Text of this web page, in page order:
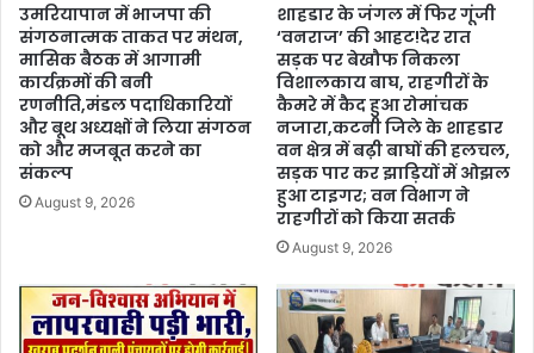
उमरियापान में भाजपा की
संगठनात्मक ताकत पर मंथन,
मासिक बैठक में आगामी
कार्यक्रमों की बनी
रणनीति,मंडल पदाधिकारियों
और बूथ अध्यक्षों ने लिया संगठन
को और मजबूत करने का
संकल्प
August 9, 2026
शाहडार के जंगल में फिर गूंजी
‘वनराज’ की आहट!देर रात
सड़क पर बेखौफ निकला
विशालकाय बाघ, राहगीरों के
कैमरे में कैद हुआ रोमांचक
नजारा,कटनी जिले के शाहडार
वन क्षेत्र में बढ़ी बाघों की हलचल,
सड़क पार कर झाड़ियों में ओझल
हुआ टाइगर; वन विभाग ने
राहगीरों को किया सतर्क
August 9, 2026